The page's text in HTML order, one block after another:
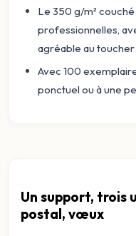
Le 350 g/m²
professionnelles,
agréable au
Avec 100
ponctuel ou à une
Un support, trois
postal, vœux